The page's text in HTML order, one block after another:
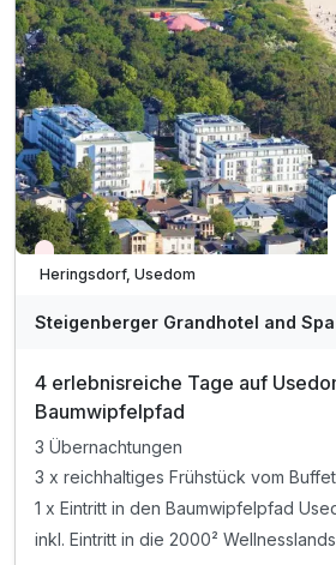
inkl. W-Lan im gesamten Haus
WAR
202
Wieder frei ab September
Heringsdorf, Usedom
Steigenberger Grandhotel and Spa
4 erlebnisreiche Tage auf
Baumwipfelpfad
3 Übernachtungen
3 x reichhaltiges Frühstück vom Buffet
1 x Eintritt in den Baumwipfelpfad
inkl. Eintritt in die 2000²